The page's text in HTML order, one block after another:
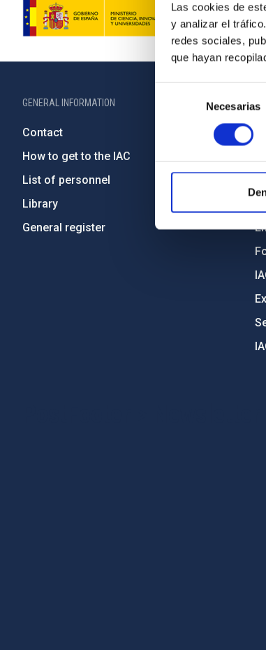
Las cookies de
y analizar el
redes sociales,
que hayan
consentimiento
Necesarias
GENERAL INFORMATION
Contact
How to get to the IAC
List of personnel
Library
General register